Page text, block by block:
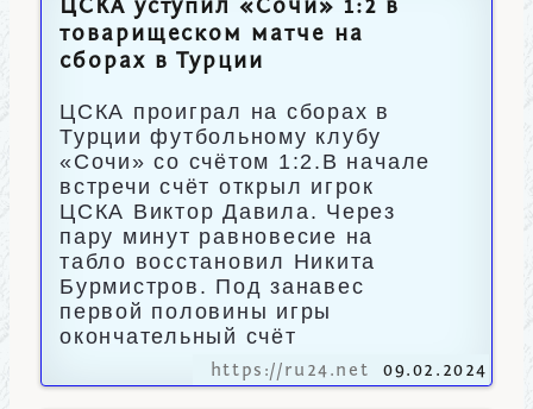
ЦСКА уступил «Сочи» 1:2 в
товарищеском матче на
сборах в Турции
ЦСКА проиграл на сборах в
Турции футбольному клубу
«Сочи» со счётом 1:2.В начале
встречи счёт открыл игрок
ЦСКА Виктор Давила. Через
пару минут равновесие на
табло восстановил Никита
Бурмистров. Под занавес
первой половины игры
окончательный счёт
https://ru24.net 09.02.2024